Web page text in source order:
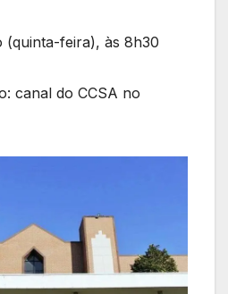
(quinta-feira), às 8h30
canal do CCSA no